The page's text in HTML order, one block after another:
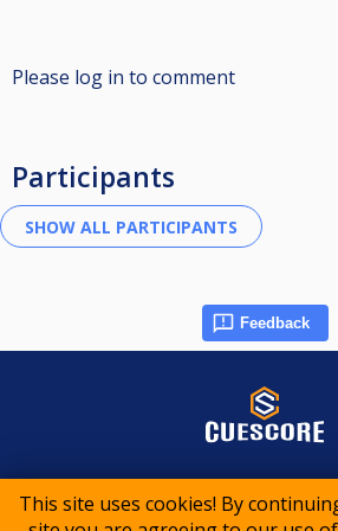
This site uses cookies! By
Please log in to comment
Participants
Feedback
© 2015-2026 CueScore